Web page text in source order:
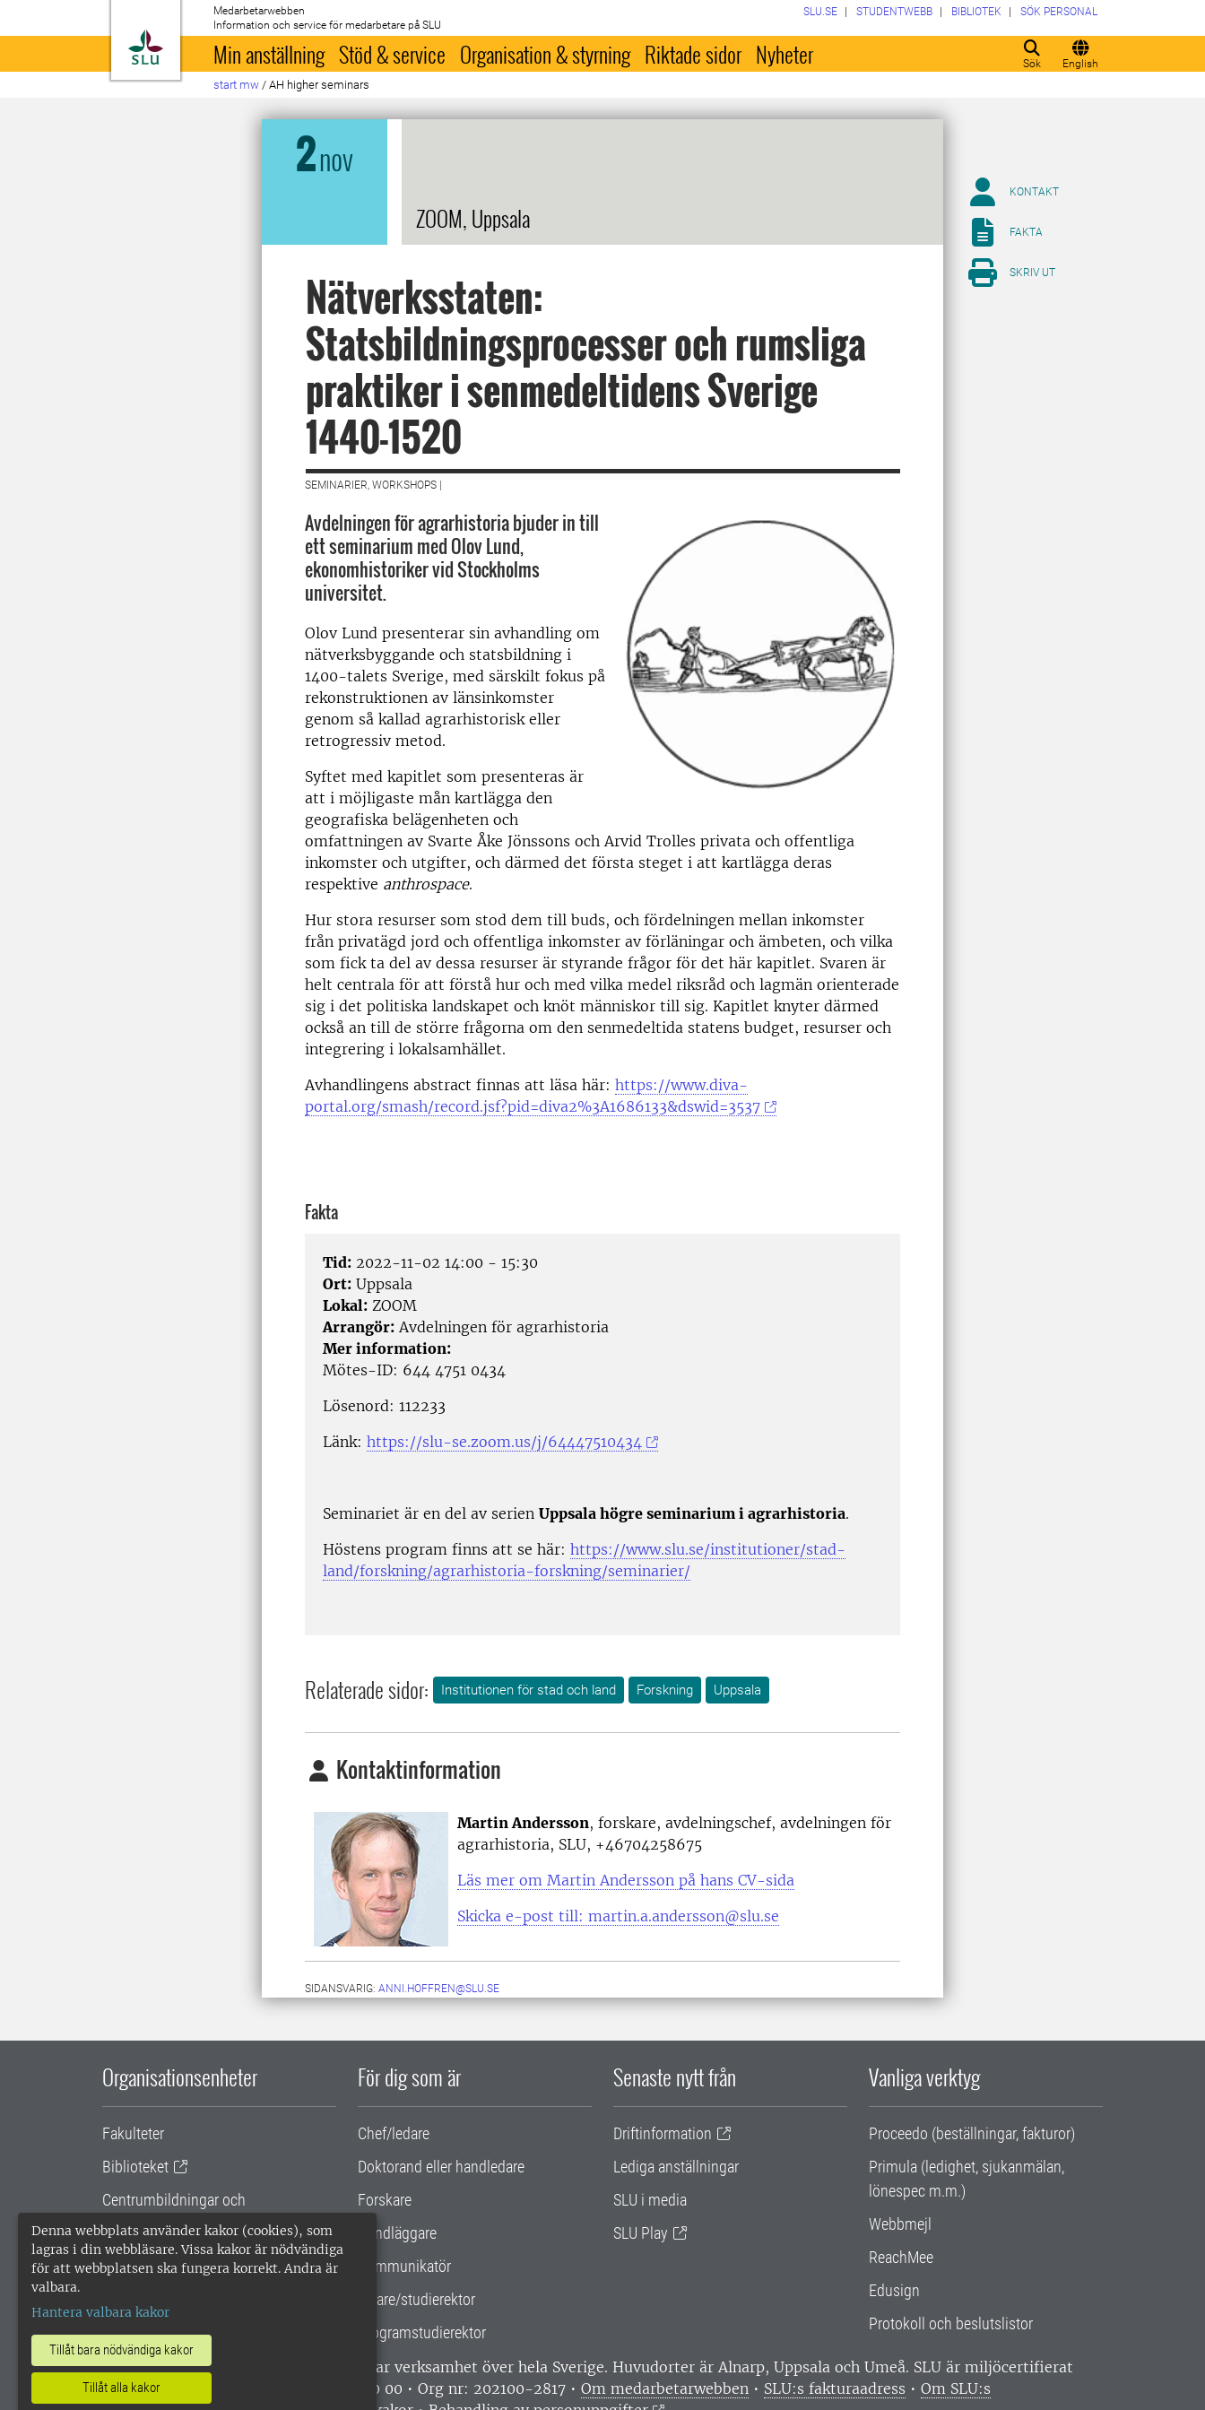
Denna webbplats använder kakor (cookies), som
lagras i din webbläsare. Vissa kakor är nödvändiga
för att webbplatsen ska fungera korrekt. Andra är
valbara.
Hantera valbara kakor
Tillåt bara nödvändiga kakor
Tillåt alla kakor
Till startsida
Medarbetarwebben
Information och service för medarbetare på SLU
Sök English
SLU.SE STUDENTWEBB BIBLIOTEK SÖK PERSONAL
Min anställning Stöd & service Organisation & styrning Riktade sidor Nyheter
start mw / AH higher seminars
2nov
ZOOM, Uppsala
Nätverksstaten:
Statsbildningsprocesser och rumsliga
praktiker i senmedeltidens Sverige
1440-1520
SEMINARIER, WORKSHOPS |
Avdelningen för agrarhistoria bjuder in till
ett seminarium med Olov Lund,
ekonomhistoriker vid Stockholms
universitet.
Olov Lund presenterar sin avhandling om
nätverksbyggande och statsbildning i
1400-talets Sverige, med särskilt fokus på
rekonstruktionen av länsinkomster
genom så kallad agrarhistorisk eller
retrogressiv metod.
Syftet med kapitlet som presenteras är
att i möjligaste mån kartlägga den
geografiska belägenheten och
omfattningen av Svarte Åke Jönssons ochArvid Trolles privata och offentliga
inkomster och utgifter, och därmed det första steget i att kartlägga deras
respektive anthrospace.
Hur stora resurser som stod dem till buds, och fördelningen mellan inkomster
från privatägd jord och offentliga inkomster av förläningar och ämbeten, och vilka
som fick ta del av dessa resurser är styrande frågor för det här kapitlet. Svaren är
helt centrala för att förstå hur och med vilka medel riksråd och lagmän orienterade
sig i det politiska landskapet och knöt människor till sig. Kapitlet knyter därmed
också an till de större frågorna om den senmedeltida statens budget, resurser och
integrering i lokalsamhället.
Avhandlingens abstract finnas att läsa här: https://www.diva-
portal.org/smash/record.jsf?pid=diva2%3A1686133&dswid=3537
Fakta
Tid: 2022-11-02 14:00 - 15:30
Ort: Uppsala
Lokal: ZOOM
Arrangör: Avdelningen för agrarhistoria
Mer information:
Mötes-ID: 644 4751 0434
Lösenord: 112233
Länk: https://slu-se.zoom.us/j/64447510434
Seminariet är en del av serien Uppsala högre seminarium i agrarhistoria.
Höstens program finns att se här: https://www.slu.se/institutioner/stad-
land/forskning/agrarhistoria-forskning/seminarier/
Relaterade sidor: Institutionen för stad och land Forskning Uppsala
Kontaktinformation
Martin Andersson, forskare, avdelningschef, avdelningen för
agrarhistoria, SLU, +46704258675
Läs mer om Martin Andersson på hans CV-sida
Skicka e-post till: martin.a.andersson@slu.se
SIDANSVARIG: ANNI.HOFFREN@SLU.SE
KONTAKT
FAKTA
SKRIV UT
Organisationsenheter
Fakulteter
Biblioteket
Centrumbildningar och
samarbetsprojekt
Gemensamma verksamhetsstödet
För dig som är
Chef/ledare
Doktorand eller handledare
Forskare
Handläggare
Kommunikatör
Lärare/studierektor
Programstudierektor
Senaste nytt från
Driftinformation
Lediga anställningar
SLU i media
SLU Play
Vanliga verktyg
Proceedo (beställningar, fakturor)
Primula (ledighet, sjukanmälan,
lönespec m.m.)
Webbmejl
ReachMee
Edusign
Protokoll och beslutslistor
SLU, Sveriges lantbruksuniversitet, har verksamhet över hela Sverige. Huvudorter är Alnarp, Uppsala och Umeå. SLU är miljöcertifierat
enligt ISO 14001. •
Telefon: 018-67 10 00 • Org nr: 202100-2817 • Om medarbetarwebben • SLU:s fakturaadress • Om SLU:s